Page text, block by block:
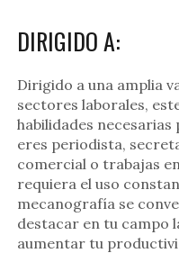
DIRIGIDO A:
Dirigido a una amplia
sectores laborales,
habilidades
eres periodista,
comercial o trabajas
requiera el uso
mecanografía se
destacar en tu campo
aumentar tu